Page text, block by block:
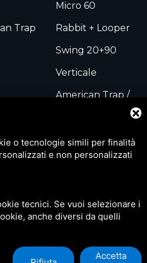
Trap
Micro 60
Rabbit + Looper
Swing 20+90
Verticale
American Trap /
Multidirezionale
of Servicedi Google.
o tecnologie simili per finalità
e non personalizzati
tecnici. Se vuoi selezionare i
anche diversi da quelli
Accetta